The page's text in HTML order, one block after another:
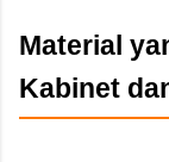
Material
Kabinet